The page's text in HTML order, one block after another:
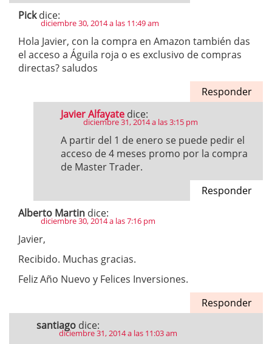
Pick dice:
diciembre 30, 2014 a las 11:49 am
Hola Javier, con la compra en Amazon también das
el acceso a Águila roja o es exclusivo de compras
directas? saludos
Responder
Javier Alfayate dice:
diciembre 31, 2014 a las 3:15 pm
A partir del 1 de enero se puede pedir el
acceso de 4 meses promo por la compra
de Master Trader.
Responder
Alberto Martin dice:
diciembre 30, 2014 a las 7:16 pm
Javier,
Recibido. Muchas gracias.
Feliz Año Nuevo y Felices Inversiones.
Responder
santiago dice:
diciembre 31, 2014 a las 11:03 am